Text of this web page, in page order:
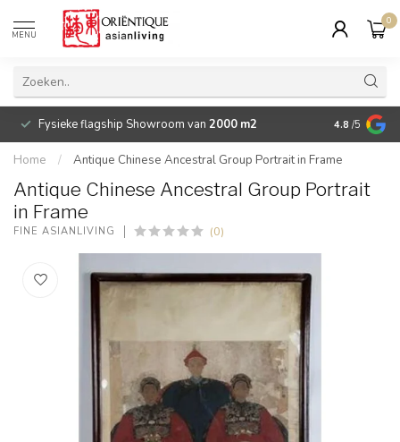
MENU
0
Fysieke flagship Showroom van 2000 m2 Betaalbare
4.8 /5
Home / Antique Chinese Ancestral Group Portrait in Frame
Antique Chinese Ancestral Group Portrait
in Frame
FINE ASIANLIVING (0)